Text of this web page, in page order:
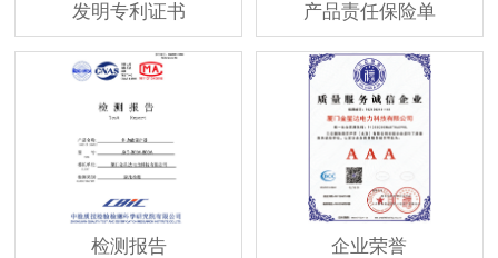
发明专利证书 产品责任保险单
检测报告 企业荣誉